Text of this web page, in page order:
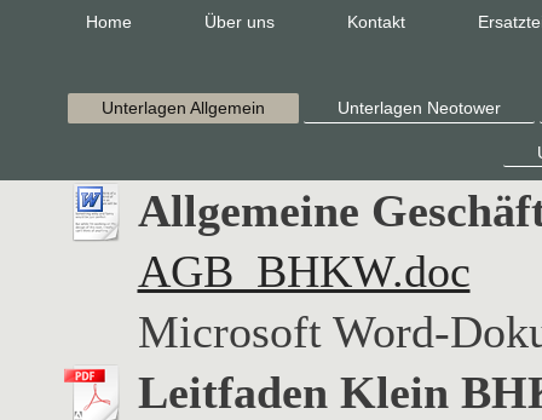
Home Über uns Kontakt
Unterlagen Allgemein Unterlagen Neotower
Allgemeine
AGB_BHKW.doc
Microsoft Word-
Leitfaden Klein